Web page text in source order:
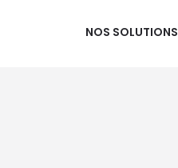
NOS SOLUTIONS